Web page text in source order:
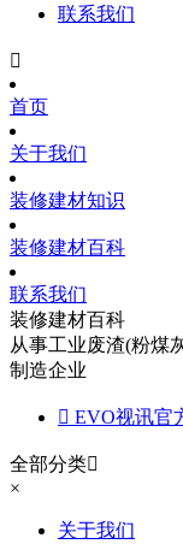
联系我们

首页
关于我们
装修建材知识
装修建材百科
联系我们
装修建材百科
从事工业废渣(粉煤
制造企业
 EVO视讯官
全部分类
×
关于我们